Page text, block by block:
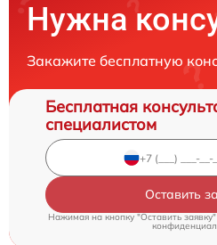
Нужна
Закажите бесплатную
Бесплатная
специалистом
Оставить
Нажимая на кнопку "Оставить